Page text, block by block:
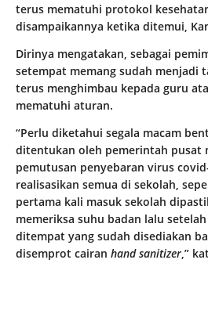
terus mematuhi protokol
disampaikannya ketika ditemui,
Dirinya mengatakan, sebagai
setempat memang sudah menjadi
terus menghimbau kepada guru
mematuhi aturan.
“Perlu diketahui segala macam
ditentukan oleh pemerintah pusat
pemutusan penyebaran virus
realisasikan semua di sekolah,
pertama kali masuk sekolah
memeriksa suhu badan lalu
ditempat yang sudah disediakan
disemprot cairan hand sanitizer,”